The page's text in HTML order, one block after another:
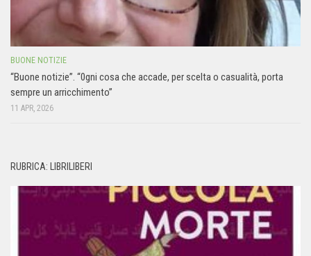
BUONE NOTIZIE
“Buone notizie”. “0gni cosa che accade, per scelta o casualità, porta
sempre un arricchimento”
11 APR, 2026
RUBRICA: LIBRILIBERI